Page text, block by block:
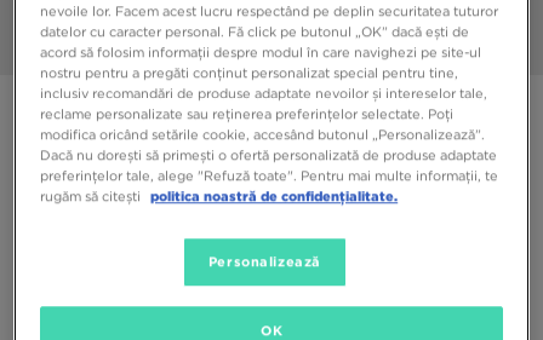
ADIDAS HANDBALL SPEZIAL
219,99 RON
Alege mărimea
nevoile lor. Facem acest lucru respectând pe deplin securitatea tuturor
datelor cu caracter personal. Fă click pe butonul „OK” dacă ești de
acord să folosim informații despre modul în care navighezi pe site-ul
nostru pentru a pregăti conținut personalizat special pentru tine,
inclusiv recomandări de produse adaptate nevoilor și intereselor tale,
reclame personalizate sau reținerea preferințelor selectate. Poți
modifica oricând setările cookie, accesând butonul „Personalizează”.
Dacă nu dorești să primești o ofertă personalizată de produse adaptate
preferințelor tale, alege "Refuză toate". Pentru mai multe informații, te
rugăm să citești
politica noastră de confidențialitate.
Personalizează
OK